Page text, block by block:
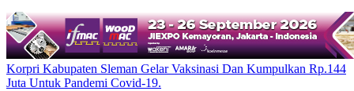
Korpri Kabupaten Sleman Gelar Vaksinasi Dan Kumpulkan Rp.144
Juta Untuk Pandemi Covid-19.